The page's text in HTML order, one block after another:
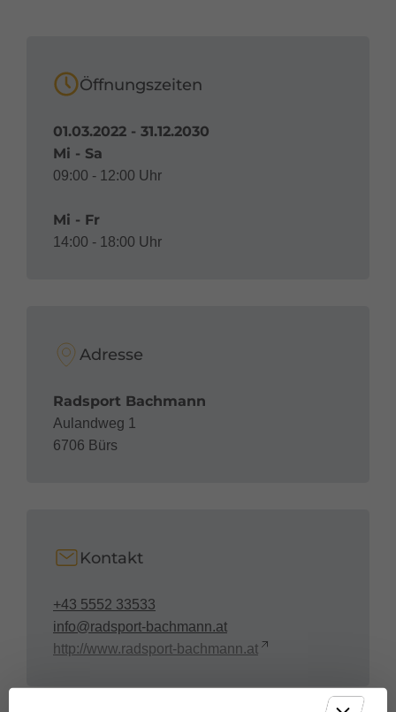
Öffnungszeiten
01.03.2022 - 31.12.2030
Mi - Sa
09:00 - 12:00 Uhr
Mi - Fr
14:00 - 18:00 Uhr
Adresse
Radsport Bachmann
Aulandweg 1
6706 Bürs
Kontakt
+43 5552 33533
info@radsport-bachmann.at
http://www.radsport-bachmann.at